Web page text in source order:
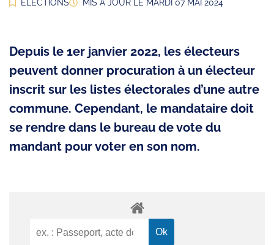
ELECTIONS MIS À JOUR LE MARDI 07 MAI 2024
Depuis le 1er janvier 2022, les électeurs
peuvent donner procuration à un électeur
inscrit sur les listes électorales d’une autre
commune. Cependant, le mandataire doit
se rendre dans le bureau de vote du
mandant pour voter en son nom.